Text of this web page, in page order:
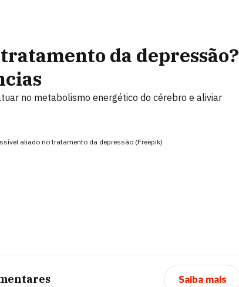
da depressão?
no metabolismo energético do cérebro e aliviar
aliado no tratamento da depressão (Freepik)
Saiba mais